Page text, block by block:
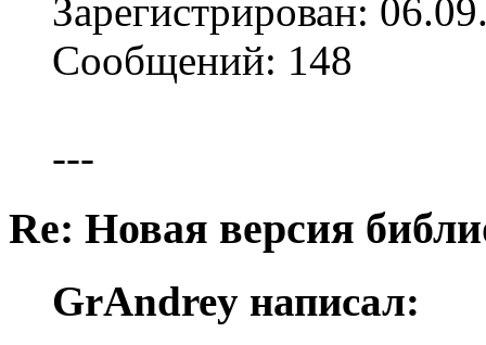
Зарегистрирован:
Сообщений: 148
---
Re: Новая версия
GrAndrey написал: